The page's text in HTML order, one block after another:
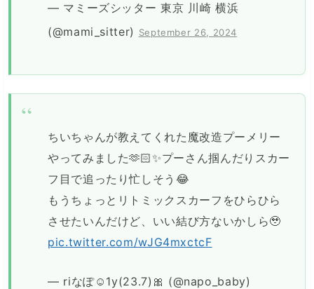
— マミーズシッター 東京 川崎 横浜
(@mami_sitter)
September 26, 2024
ちいちゃんが教えてくれた魔改造プーメリー
やってみました🫶🏻✨プーさん掴んだりスカー
フ目で追ったり忙しそう😂
もうちょっとリトミックスカーフをひらひら
させたいんだけど、いい結び方ないかしら🥹
pic.twitter.com/wJG4mxctcF
— riなぽ☺︎1y(23.7)🎀 (@napo_baby)